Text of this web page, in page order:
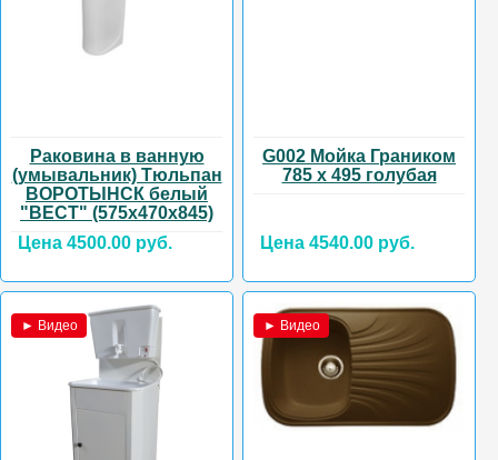
Раковина в ванную
(умывальник) Тюльпан
ВОРОТЫНСК белый
"ВЕСТ" (575х470х845)
Цена 4500.00 руб.
G002 Мойка Граником
785 х 495 голубая
Цена 4540.00 руб.
► Видео ► Видео